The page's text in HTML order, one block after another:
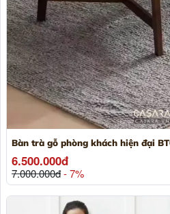
Bàn trà gỗ phòng khách hiện đại
6.500.000đ
7.000.000đ- 7%